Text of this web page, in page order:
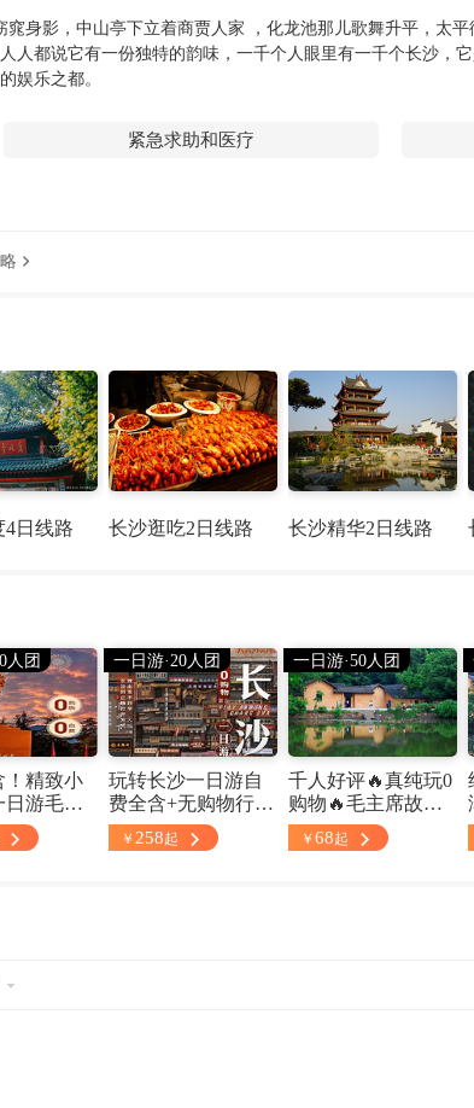
身影，中山亭下立着商贾人家 ，化龙池那儿歌舞升平，太
都说它有一份独特的韵味，一千个人眼里有一千个长沙，
娱乐之都。
紧急求助和医疗

4日线路 长沙逛吃2日线路 长沙精华2日线路
人团
！精致小
日游毛泽
念馆+毛
刘少奇故
一日游·20人团
玩转长沙一日游自
费全含+无购物行程
+湖南博物院+岳麓
书院+爱晚亭+橘子
￥ 258起
一日游·50人团
千人好评🔥真纯玩0
购物🔥毛主席故里
韶山+刘少奇故居花
明楼1日游，保证故
￥ 68起